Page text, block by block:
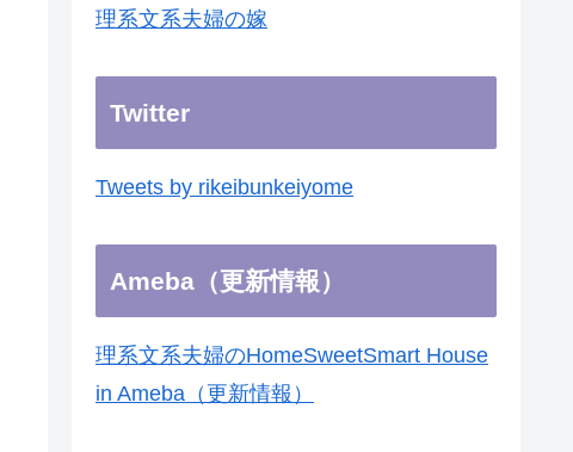
理系文系夫婦の嫁
Twitter
Tweets by rikeibunkeiyome
Ameba（更新情報）
理系文系夫婦のHomeSweetSmart House
in Ameba（更新情報）